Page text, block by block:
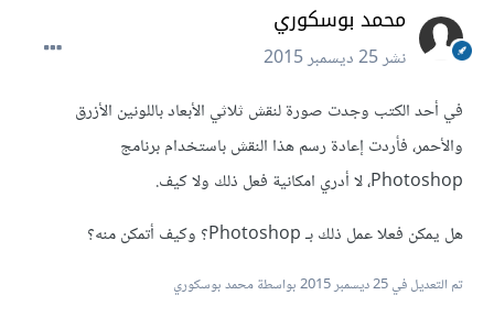
محمد بوسكوري
نشر25 ديسمبر 2015
في أحد الكتب وجدت صورة لنقش ثلاثي الأبعاد باللونين الأزرق
والأحمر، فأردت إعادة رسم هذا النقش باستخدام برنامج
Photoshop، لا أدري امكانية فعل ذلك ولا كيف.
هل يمكن فعلا عمل ذلك بـ Photoshop؟ وكيف أتمكن منه؟
تم التعديل في25 ديسمبر 2015 بواسطة محمد بوسكوري